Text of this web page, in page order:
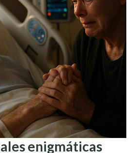
enigmáticas